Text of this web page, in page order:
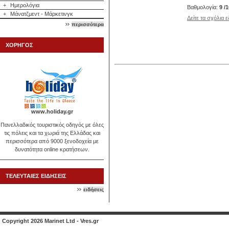
+
Ημερολόγια
+
Μάνατζμεντ - Μάρκετινγκ
περισσότερα
ΧΟΡΗΓΟΣ
www.holiday.gr
Πανελλαδικός τουριστικός οδηγός με όλες
τις πόλεις και τα χωριά της Ελλάδας και
περισσότερα από 9000 ξενοδοχεία με
δυνατότητα online κρατήσεων.
ΤΕΛΕΥΤΑΙΕΣ ΕΙΔΗΣΕΙΣ
ειδήσεις
Βαθμολογία: 9 /
Δείτε τα σχόλια
Copyright 2026 Marinet Ltd - Vres.gr